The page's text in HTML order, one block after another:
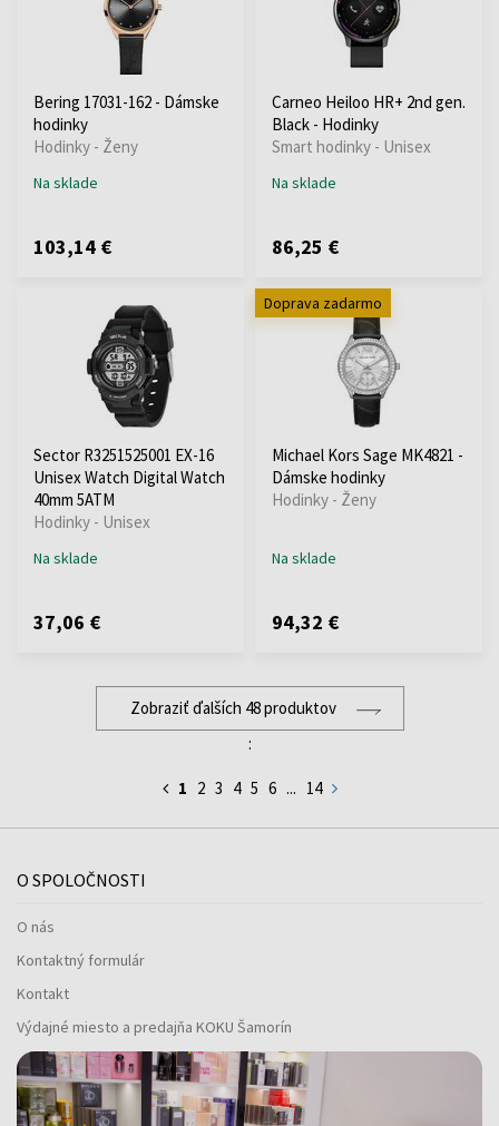
Bering 17031-162 - Dámske
hodinky
Hodinky - Ženy
Na sklade
103,14 €
Carneo Heiloo HR+ 2nd gen.
Black - Hodinky
Smart hodinky - Unisex
Na sklade
86,25 €
Sector R3251525001 EX-16
Unisex Watch Digital Watch
40mm 5ATM
Hodinky - Unisex
Na sklade
37,06 €
Doprava zadarmo
Michael Kors Sage MK4821 -
Dámske hodinky
Hodinky - Ženy
Na sklade
94,32 €
Zobraziť ďalších 48 produktov
:
1 2 3 4 5 6 ... 14
O SPOLOČNOSTI
O nás
Kontaktný formulár
Kontakt
Výdajné miesto a predajňa KOKU Šamorín